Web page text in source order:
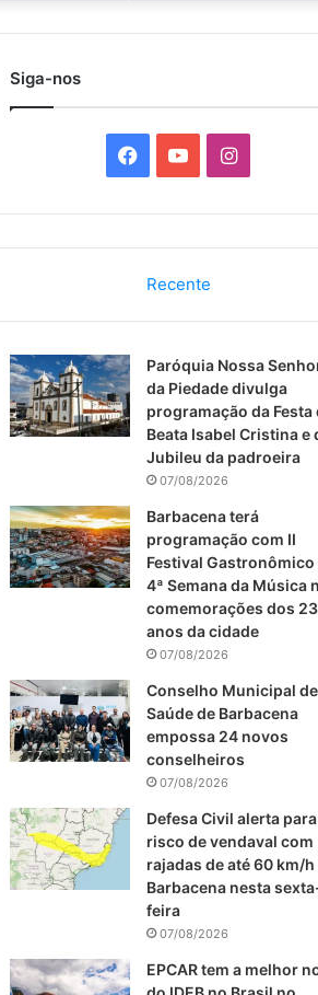
Siga-nos
c
e
b
o
o
k
u
T
u
b
e
I
s
a
g
r
a
Recente
Paróquia Nossa
da Piedade divulga
programação da Festa
Beata Isabel Cristina e
Jubileu da padroeira
07/08/2026
Barbacena terá
programação com II
Festival Gastronômico
4ª Semana da Música
comemorações dos
anos da cidade
07/08/2026
Conselho Municipal de
Saúde de Barbacena
empossa 24 novos
conselheiros
07/08/2026
Defesa Civil alerta para
risco de vendaval com
rajadas de até 60 km/h
Barbacena nesta
feira
07/08/2026
EPCAR tem a melhor